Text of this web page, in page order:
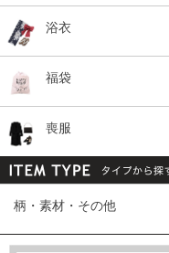
浴衣
福袋
喪服
柄・素材・その他